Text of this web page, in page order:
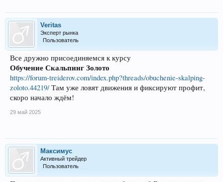
Veritas
Эксперт рынка
Пользователь
Все дружно присоединяемся к курсу
Обучение Скальпинг Золото
https://forum-treiderov.com/index.php?threads/obuchenie-skalping-
zoloto.44219/ Там уже ловят движения и фиксируют профит,
скоро начало ждём!
29 май 2025
Максимус
Активный трейдер
Пользователь